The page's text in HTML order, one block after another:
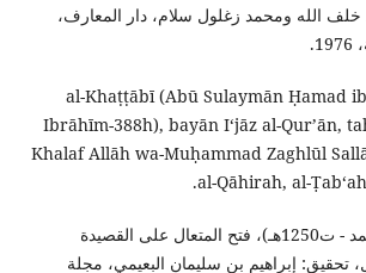
الله ومحمد زغلول سلام، دار المعارف،
al-Khaṭṭābī (Abū Sulaymān Ḥamad
Ibrāhīm-388h), bayān Iʻjāz al-Qurʼān,
Khalaf Allāh wa-Muḥammad Zaghlūl
al-Qāhirah, al-
الرائقي، (حمد بن محمد - ت1250هـ)، فتح المتعال على القصيدة
تحقيق: إبراهيم بن سليمان البعيمي، مجلة